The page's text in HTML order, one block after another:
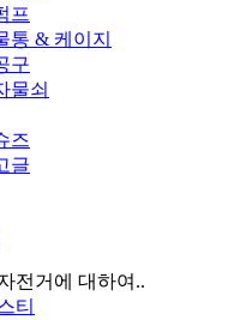
프
통 & 케이지
구
물쇠
즈
글
전거에 대하여..
티